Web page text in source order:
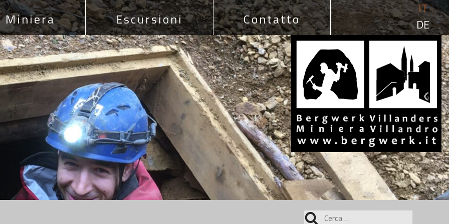
Miniera Escursioni Contatto
IT
DE
Ricerca